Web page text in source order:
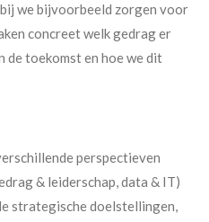
we bijvoorbeeld zorgen voor
concreet welk gedrag er
de toekomst en hoe we dit
perspectieven
& leiderschap, data & IT)
strategische doelstellingen,